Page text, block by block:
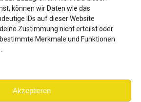
können wir Daten wie das
IDs auf dieser Website
Zustimmung nicht erteilst oder
Merkmale und Funktionen
Akzeptieren
Desktop